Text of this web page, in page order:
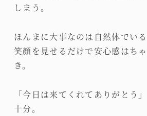
しまう。
ほんまに大事なのは自然体でいる
笑顔を見せるだけで安心感はち
き。
「今日は来てくれてありがとう
十分。